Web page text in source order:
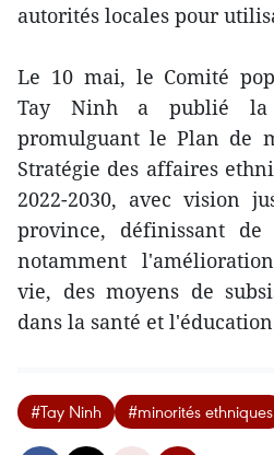
autorités locales pour
Le 10 mai, le Comité
Tay Ninh a publié la
promulguant le Plan de
Stratégie des affaires
2022-2030, avec vision
province, définissant de
notamment
vie, des moyens de
dans la santé et
#Tay Ninh #minorités ethniques